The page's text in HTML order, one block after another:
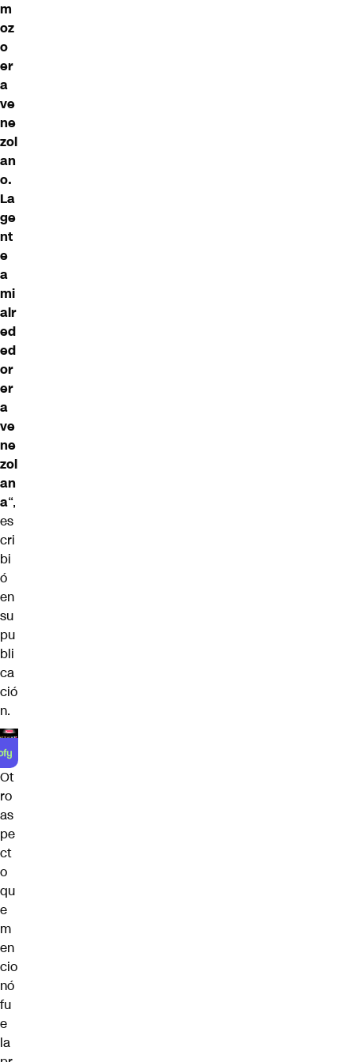
m
oz
o
er
a
ve
ne
zol
an
o.
La
ge
nt
e
a
mi
alr
ed
ed
or
er
a
ve
ne
zol
an
a“,
es
cri
bi
ó
en
su
pu
bli
ca
ció
n.
Ot
ro
as
pe
ct
o
qu
e
m
en
cio
nó
fu
e
la